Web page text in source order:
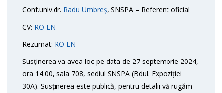
Conf.univ.dr. Radu Umbreș, SNSPA – Referent oficial
CV: RO EN
Rezumat: RO EN
Susținerea va avea loc pe data de 27 septembrie 2024,
ora 14.00, sala 708, sediul SNSPA (Bdul. Expoziției
30A). Susținerea este publică, pentru detalii vă rugăm